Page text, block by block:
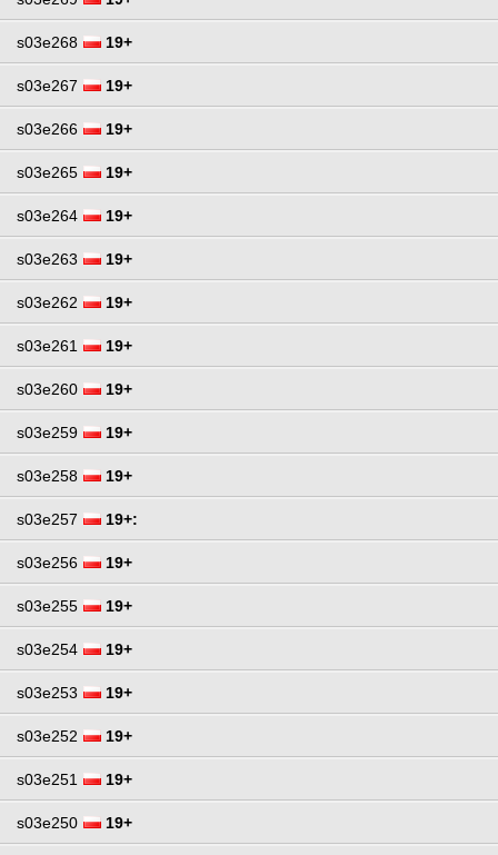
s03e268 19+
s03e267 19+
s03e266 19+
s03e265 19+
s03e264 19+
s03e263 19+
s03e262 19+
s03e261 19+
s03e260 19+
s03e259 19+
s03e258 19+
s03e257 19+:
s03e256 19+
s03e255 19+
s03e254 19+
s03e253 19+
s03e252 19+
s03e251 19+
s03e250 19+